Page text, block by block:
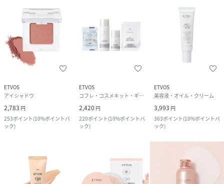
ETVOS
アイシャドウ
2,783 円
253ポイント(10%ポイントバ
ック)
ETVOS
コフレ・コスメキット・ギフトセット
2,420 円
220ポイント(10%ポイントバ
ック)
ETVOS
美容液・オイル・クリーム
3,993 円
363ポイント(10%ポイントバ
ック)